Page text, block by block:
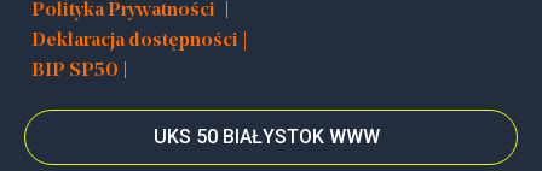
Polityka Prywatności
Deklaracja dostępności |
BIP SP50
UKS 50 BIAŁYSTOK WWW